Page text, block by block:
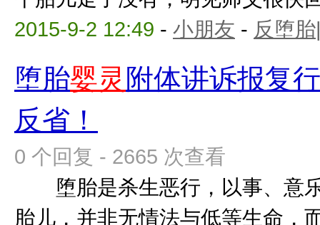
2015-9-2 12:49 - 小朋友 - 反堕
堕胎婴灵 附体讲诉报复
反省！
0 个回复 - 2665 次查看
堕胎是杀生恶行，以事、意
胎儿，并非无情法与低等生命，